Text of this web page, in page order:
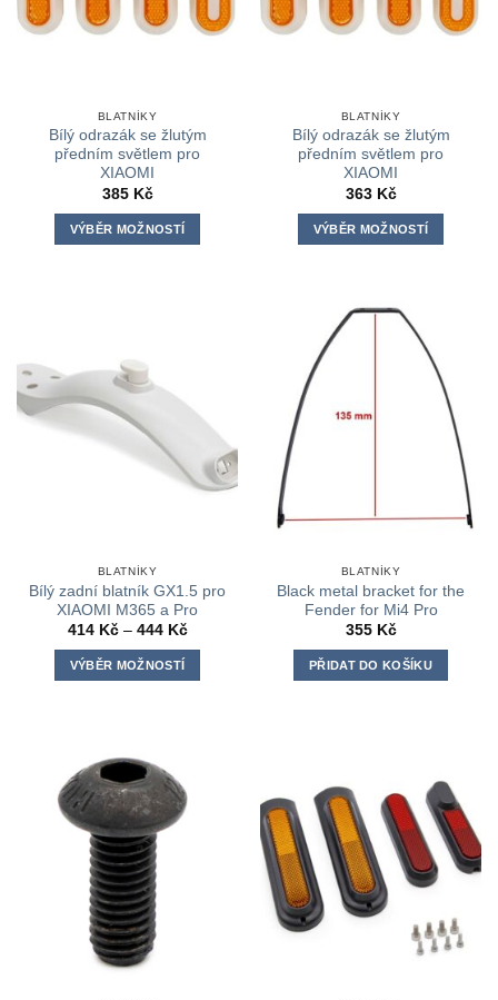
stránce
produktu
BLATNÍKY
Bílý odrazák se žlutým
předním světlem pro
XIAOMI
385 Kč
VÝBĚR MOŽNOSTÍ
Možnosti
lze
vybrat
stránce
produktu
BLATNÍKY
Bílý odrazák se žlutým
předním světlem pro
XIAOMI
363 Kč
VÝBĚR MOŽNOSTÍ
variant.
Možnosti
vybrat
BLATNÍKY
Bílý zadní blatník GX1.5 pro
XIAOMI M365 a Pro
414 Kč – 444 KčRozpětí
VÝBĚR MOŽNOSTÍ
více
variant.
Možnosti
lze
vybrat
na
stránce
produktu
BLATNÍKY
Black metal bracket for the
Fender for Mi4 Pro
355 Kč
PŘIDAT DO KOŠÍKU